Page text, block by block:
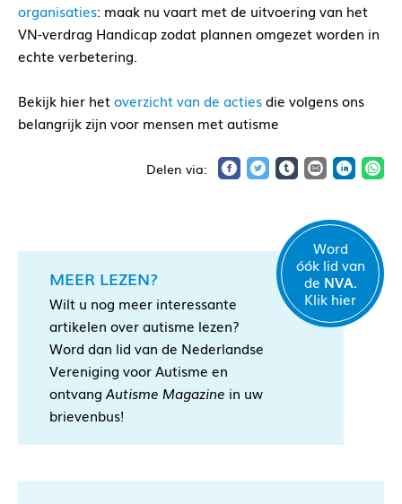
organisaties: maak nu vaart met de uitvoering van het
VN-verdrag Handicap zodat plannen omgezet worden in
echte verbetering.
Bekijk hier hetoverzicht van de actiesdie volgens ons
belangrijk zijn voor mensen met autisme
MEER LEZEN?
Wilt u nog meer interessante
artikelen over autisme lezen?
Word dan lid van de Nederlandse
Vereniging voor Autisme en
ontvang Autisme Magazine in uw
brievenbus!
Word
óók lid van
de NVA.
Klik hier